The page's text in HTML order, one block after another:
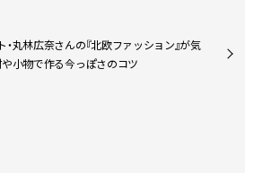
・丸林広奈さんの『北欧ファッション』が気
や小物で作る今っぽさのコツ